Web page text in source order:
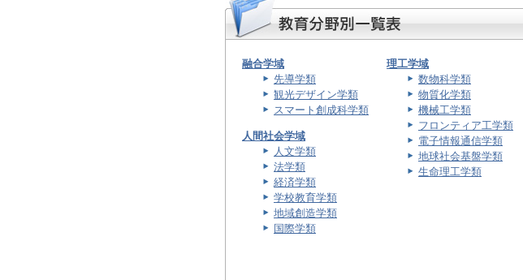
融合学域
先導学類
観光デザイン学類
スマート創成科学類
人間社会学域
人文学類
法学類
経済学類
学校教育学類
地域創造学類
国際学類
理工学域
数物科学類
物質化学類
機械工学類
フロンティア工学類
電子情報通信学類
地球社会基盤学類
生命理工学類